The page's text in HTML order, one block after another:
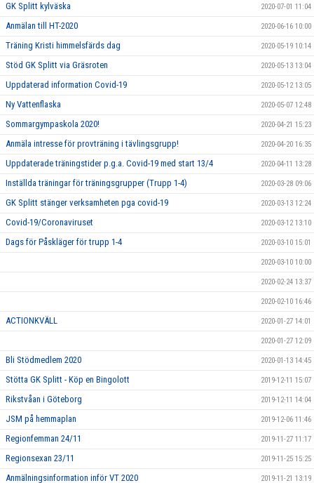
GK Splitt kylväska 2020-07-01 11:04
Anmälan till HT-2020 2020-06-16 10:00
Träning Kristi himmelsfärds dag 2020-05-19 10:14
Stöd GK Splitt via Gräsroten 2020-05-13 13:04
Uppdaterad information Covid-19 2020-05-12 13:05
Ny Vattenflaska 2020-05-07 12:48
Sommargympaskola 2020! 2020-04-21 15:23
Anmäla intresse för provträning i tävlingsgrupp! 2020-04-20 16:35
Uppdaterade träningstider p.g.a. Covid-19 med start 13/4 2020-04-11 13:28
Inställda träningar för träningsgrupper (Trupp 1-4) 2020-03-28 09:06
GK Splitt stänger verksamheten pga covid-19 2020-03-13 12:24
Covid-19/Coronaviruset 2020-03-12 13:10
Dags för Påskläger för trupp 1-4 2020-03-10 15:01
2020-03-10 10:00
2020-02-24 13:37
2020-02-10 16:46
ACTIONKVÄLL 2020-01-27 14:01
2020-01-27 12:09
Bli Stödmedlem 2020 2020-01-13 14:45
Stötta GK Splitt - Köp en Bingolott 2019-12-11 15:07
Rikstvåan i Göteborg 2019-12-11 14:04
JSM på hemmaplan 2019-12-06 11:46
Regionfemman 24/11 2019-11-27 11:17
Regionsexan 23/11 2019-11-25 15:25
Anmälningsinformation inför VT 2020 2019-11-21 13:19